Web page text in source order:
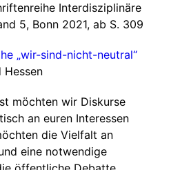
Interdisziplinäre
5, Bonn 2021, ab S. 309
„wir-sind-nicht-neutral“
möchten wir Diskurse
an euren Interessen
die Vielfalt an
eine notwendige